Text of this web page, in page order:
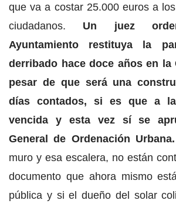
que va a costar 25.000 euros a
ciudadanos. Un juez
Ayuntamiento restituya la
derribado hace doce años en la
pesar de que será una
días contados, si es que a
vencida y esta vez sí se
General de Ordenación
muro y esa escalera, no están
documento que ahora mismo
pública y si el dueño del solar